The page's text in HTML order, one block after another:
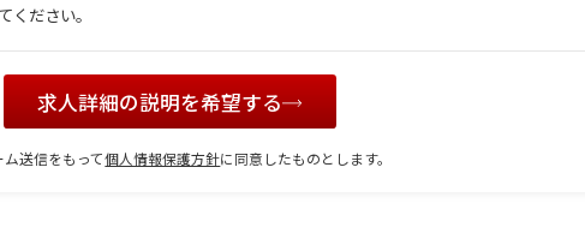
ください。
求人詳細の説明を希望する
ム送信をもって個人情報保護方針に同意したものとします。